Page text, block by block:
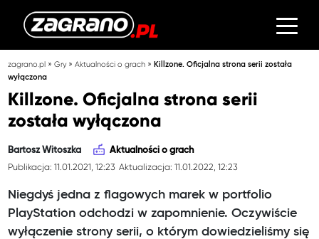
zagrano.pl »Gry»Aktualności o grach »Killzone. Oficjalna strona serii została
wyłączona
Killzone. Oficjalna strona serii
została wyłączona
Bartosz Witoszka Aktualności o grach
Publikacja: 11.01.2021, 12:23 Aktualizacja: 11.01.2022, 12:23
Niegdyś jedna z flagowych marek w portfolio
PlayStation odchodzi w zapomnienie. Oczywiście
wyłączenie strony serii, o którym dowiedzieliśmy się